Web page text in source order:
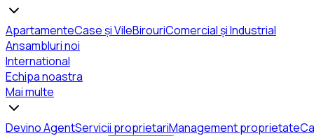
ApartamenteCase și VileBirouriComercial și Industrial
Ansambluri noi
International
Echipa noastra
Mai multe
Devino AgentServicii proprietariManagement proprietate